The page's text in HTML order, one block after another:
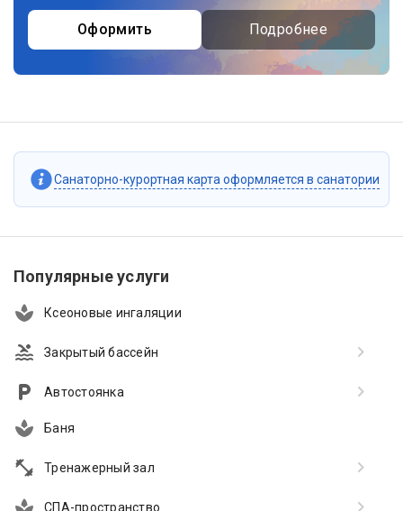
Оформить Подробнее
Санаторно-курортная карта оформляется в санатории
Популярные услуги
Ксеоновые ингаляции
Закрытый бассейн
Автостоянка
Баня
Тренажерный зал
СПА-пространство